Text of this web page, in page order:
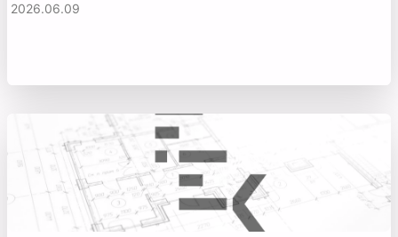
2026.06.09